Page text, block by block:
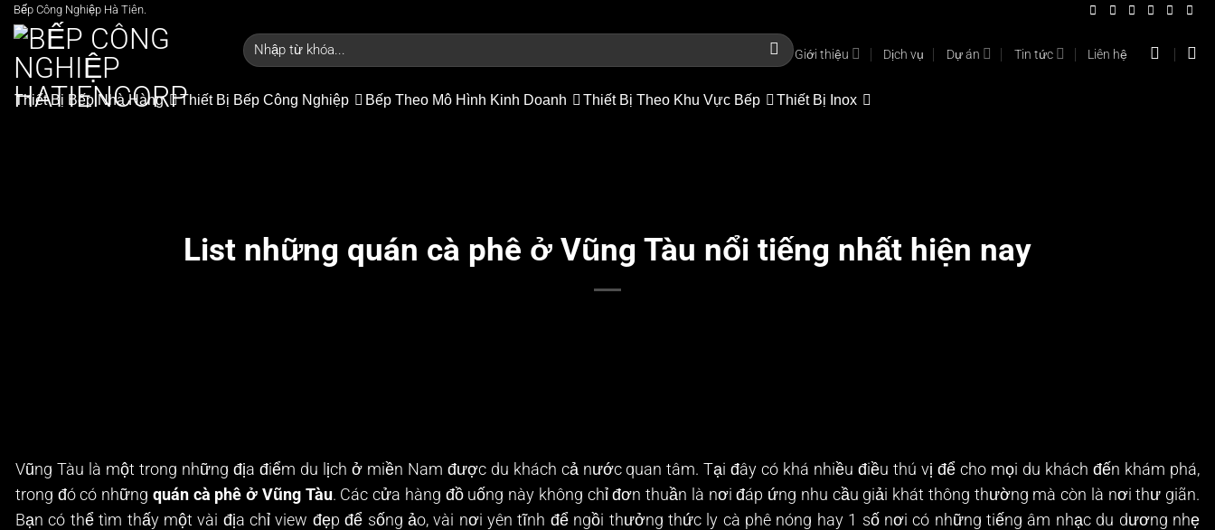
Bỏ
qua
nội
dung
Bếp Công Nghiệp Hà Tiên.
Tìm
kiếm:
Giới thiệu Dịch vụ Dự án Tin tức Liên hệ
Thiết Bị Bếp Nhà Hàng Thiết Bị Bếp Công Nghiệp Bếp Theo Mô Hình Kinh Doanh Thiết Bị Theo Khu Vực Bếp Thiết Bị Inox
List những quán cà phê ở Vũng Tàu nổi tiếng nhất hiện nay
Vũng Tàu là một trong những địa điểm du lịch ở miền Nam được du khách cả nước quan tâm. Tại đây có khá nhiều điều thú vị để cho mọi du khách đến khám phá,
trong đó có những quán cà phê ở Vũng Tàu. Các cửa hàng đồ uống này không chỉ đơn thuần là nơi đáp ứng nhu cầu giải khát thông thường mà còn là nơi thư giãn.
Bạn có thể tìm thấy một vài địa chỉ view đẹp để sống ảo, vài nơi yên tĩnh để ngồi thưởng thức ly cà phê nóng hay 1 số nơi có những tiếng âm nhạc du dương nhẹ